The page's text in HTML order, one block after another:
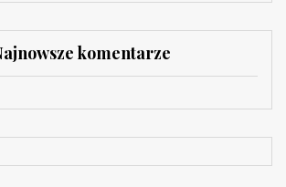
komentarze